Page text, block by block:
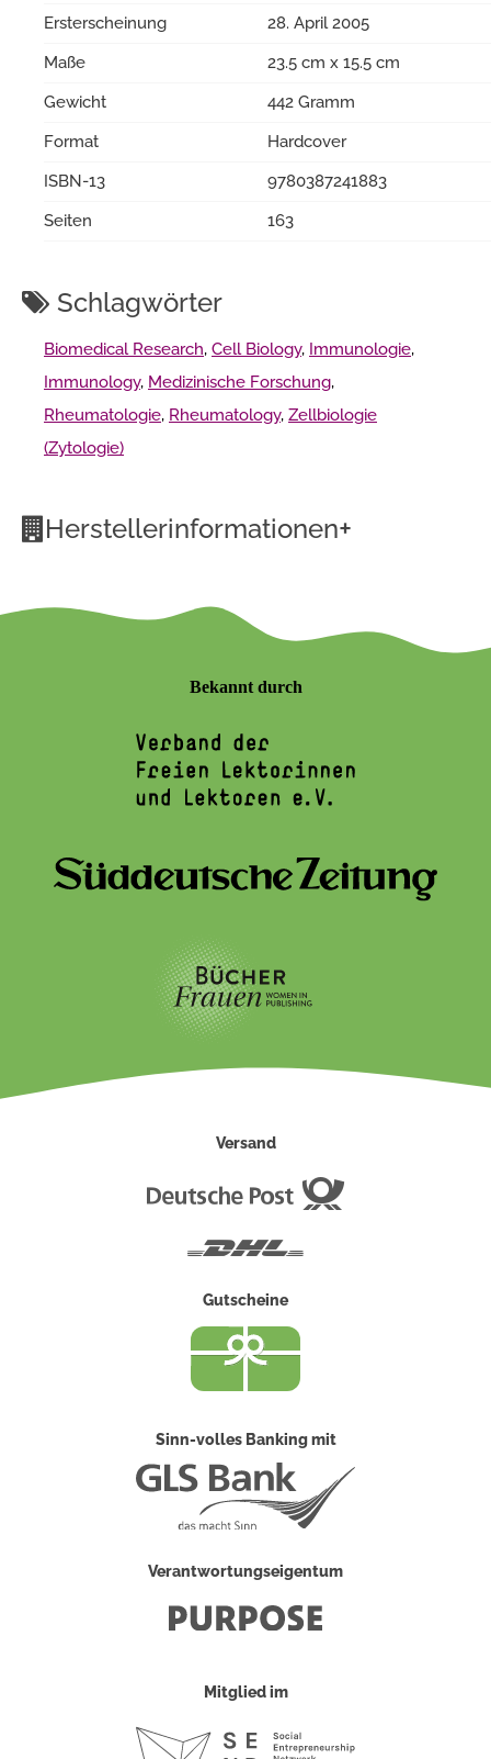
Ersterscheinung
28. April 2005
Maße
23.5 cm x 15.5 cm
Gewicht
442 Gramm
Format
Hardcover
ISBN-13
9780387241883
Seiten
163
Schlagwörter
Biomedical Research, Cell Biology, Immunologie,
Immunology, Medizinische Forschung,
Rheumatologie, Rheumatology, Zellbiologie
(Zytologie)
Herstellerinformationen+
Bekannt durch
Versand
Gutscheine
Sinn-volles Banking mit
Verantwortungseigentum
Mitglied im